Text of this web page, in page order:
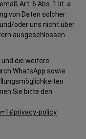
Art. 6 Abs. 1 lit. a
von Daten solcher
oder uns nicht über
ausgeschlossen.
die weitere
WhatsApp sowie
Sie bitte den
policy